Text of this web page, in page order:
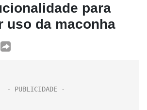
para
uso da maconha